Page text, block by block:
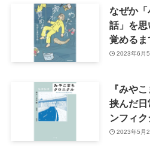
なぜか「
話」を
覚めるま
2023年6月5
『みや
挟んだ日
ンフィ
2023年5月